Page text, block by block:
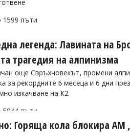
1599 пъти
легенда: Лавината на
трагедия на алпинизма
още Свръхчовекът, промени
за рекордните 6 месеца и 6 дни
изкачване на К2
5844 пъти
Горяща кола блокира АМ